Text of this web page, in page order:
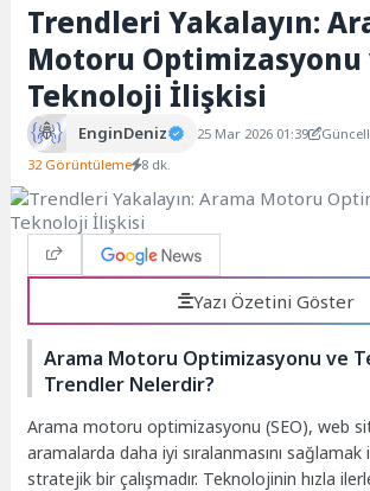
Trendleri Yakalayın:
Motoru Optimizasyonu
Teknoloji İlişkisi
EnginDeniz 25 Mar 2026 01:39
32 Görüntüleme 8 dk.
Yazı Özetini Göster
Arama Motoru Optimizasyonu ve
Trendler Nelerdir?
Arama motoru optimizasyonu (SEO), web
aramalarda daha iyi sıralanmasını sağlamak
stratejik bir çalışmadır. Teknolojinin hızla